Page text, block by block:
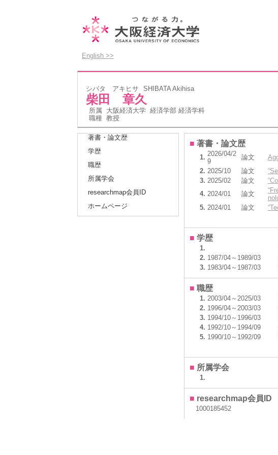
English >>
シバタ アキヒサ
SHIBATA Akihisa
柴田 章久
所属 大阪経済大学 経済学部 経済学科
職種 教授
著書・論文歴
学歴
職歴
所属学会
researchmap会員ID
ホームページ
■ 著書・論文歴
1. 2026/04/2
9
論文
2. 2025/10 論文
3. 2025/02 論文
4. 2024/01 論文
5. 2024/01 論文
■ 学歴
1.
2. 1987/04～1989/03
3. 1983/04～1987/03
■ 職歴
1. 2003/04～2025/03
2. 1996/04～2003/03
3. 1994/10～1996/03
4. 1992/10～1994/09
5. 1990/10～1992/09
■ 所属学会
1.
■ researchmap会員ID
1000185452